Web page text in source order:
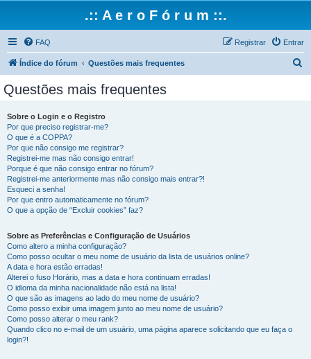
.:: A e r o F ó r u m ::.
FAQ Entrar
Registrar
Índice do fórum Questões mais frequentes
Questões mais frequentes
Sobre o Login e o Registro
Por que preciso registrar-me?
O que é a COPPA?
Por que não consigo me registrar?
Registrei-me mas não consigo entrar!
Porque é que não consigo entrar no fórum?
Registrei-me anteriormente mas não consigo mais entrar?!
Esqueci a senha!
Por que entro automaticamente no fórum?
O que a opção de “Excluir cookies” faz?
Sobre as Preferências e Configuração de Usuários
Como altero a minha configuração?
Como posso ocultar o meu nome de usuário da lista de usuários online?
A data e hora estão erradas!
Alterei o fuso Horário, mas a data e hora continuam erradas!
O idioma da minha nacionalidade não está na lista!
O que são as imagens ao lado do meu nome de usuário?
Como posso exibir uma imagem junto ao meu nome de usuário?
Como posso alterar o meu rank?
Quando clico no e-mail de um usuário, uma página aparece solicitando que eu faça o
login?!